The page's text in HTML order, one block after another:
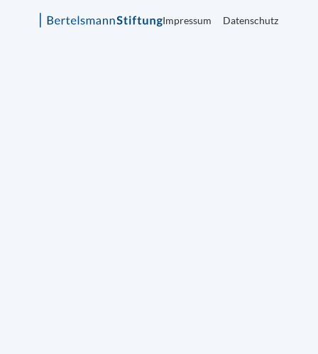
Impressum Datenschutz